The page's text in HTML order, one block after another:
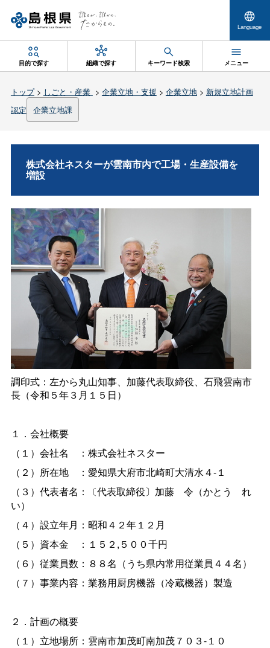
Language
目的で探す 組織で探す キーワード検索 メニュー
トップ> しごと・産業 > 企業立地・支援 > 企業立地> 新規立地計画
認定
企業立地課
株式会社ネスターが雲南市内で工場・生産設備を
増設
調印式：左から丸山知事、加藤代表取締役、石飛雲南市
長（令和５年３月１５日）
１．会社概要
（１）会社名
：株式会社ネスター
（２）所在地
：愛知県大府市北崎町大清水４-１
（３）代表者名：
〔代表取締役〕加藤 令（かと う れ
い）
（４）設立年月：昭和４２年１２月
（５）資本金
：１５２,５００千円
（６）従業員数：８８名（うち県内常用従業員４４名）
（７）事業内容：業務用厨房機器（冷蔵機器）製造
２．計画の概要
（１）立地場所：雲南市加茂町南加茂７０３-１０